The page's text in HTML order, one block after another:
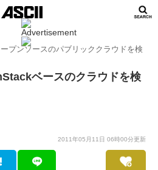
プンソースのパブリッククラウドを検
ベースのクラウドを検
2011年05月11日 06時00分更新